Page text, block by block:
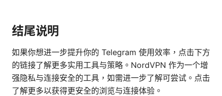
结尾说明
如果你想进一步提升你的 Telegram 使用效率，点击下方
的链接了解更多实用工具与策略。NordVPN 作为一个增
强隐私与连接安全的工具，如需进一步了解可尝试。点击
了解更多以获得更安全的浏览与连接体验。